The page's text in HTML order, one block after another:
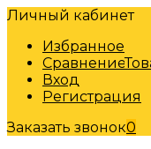
Личный кабинет
Избранное
Сравнение
Вход
Регистрация
Заказать звонок0